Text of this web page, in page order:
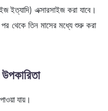
ইত্যাদি) এক্সারসাইজ করা যাবে।
থেকে তিন মাসের মধ্যে শুরু করা
যায়।